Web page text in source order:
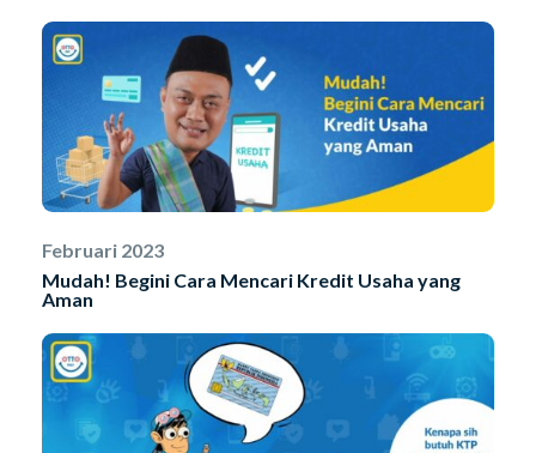
Februari 2023
Mudah! Begini Cara Mencari Kredit Usaha yang
Aman